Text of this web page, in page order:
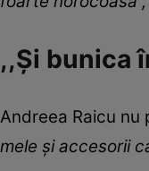
,,Și bunica
Andreea Raicu
mele și accesorii